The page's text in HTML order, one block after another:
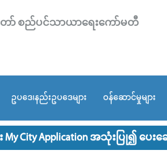
ာ် စည်ပင်သာယာရေးကော်မတီ
ဥပဒေ၊နည်းဥပဒေများ ဝန်ဆောင်မှုများ
း My City Application အသုံးပြု၍ ပ